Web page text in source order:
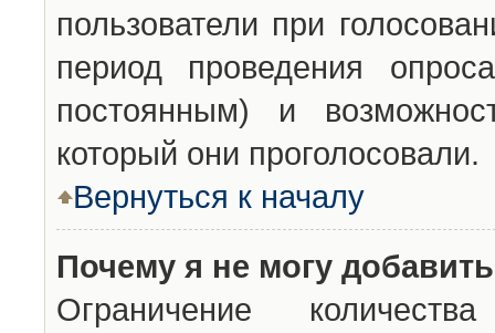
пользователи при
период проведения
постоянным) и
который они проголосовали.
Вернуться к началу
Почему я не могу
Ограничение